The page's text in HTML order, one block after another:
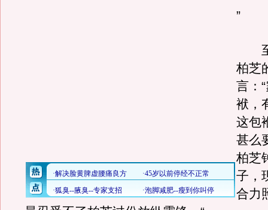
”
至
柏芝
言：
袱，
这包
甚么
柏芝
子，
合力